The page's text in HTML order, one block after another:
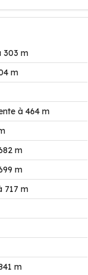
303 m
m
à 464 m
m
m
717 m
m